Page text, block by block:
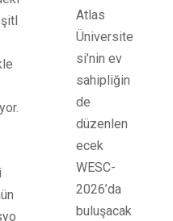
Atlas
Üniversite
si’nin ev
sahipliğin
de
düzenlen
ecek
WESC-
2026’da
buluşacak